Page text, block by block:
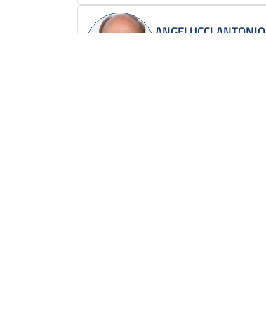
ANGELUCCI ANTONIO